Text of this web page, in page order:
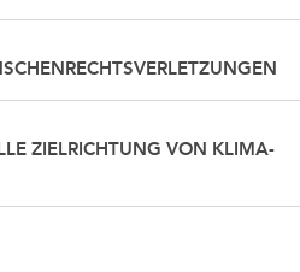
ZIELRICHTUNG VON KLIMA-